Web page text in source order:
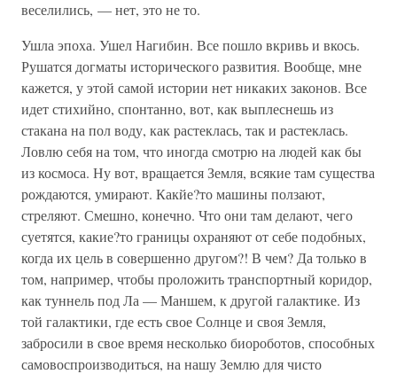
веселились, — нет, это не то.
Ушла эпоха. Ушел Нагибин. Все пошло вкривь и вкось.
Рушатся догматы исторического развития. Вообще, мне
кажется, у этой самой истории нет никаких законов. Все
идет стихийно, спонтанно, вот, как выплеснешь из
стакана на пол воду, как растеклась, так и растеклась.
Ловлю себя на том, что иногда смотрю на людей как бы
из космоса. Ну вот, вращается Земля, всякие там существа
рождаются, умирают. Какйе?то машины ползают,
стреляют. Смешно, конечно. Что они там делают, чего
суетятся, какие?то границы охраняют от себе подобных,
когда их цель в совершенно другом?! В чем? Да только в
том, например, чтобы проложить транспортный коридор,
как туннель под Ла — Маншем, к другой галактике. Из
той галактики, где есть свое Солнце и своя Земля,
забросили в свое время несколько биороботов, способных
самовоспроизводиться, на нашу Землю для чисто